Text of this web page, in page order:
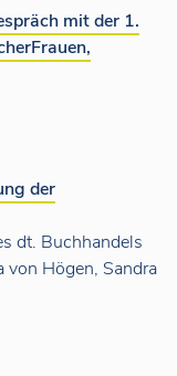
mit der 1.
der
dt. Buchhandels
von Högen, Sandra